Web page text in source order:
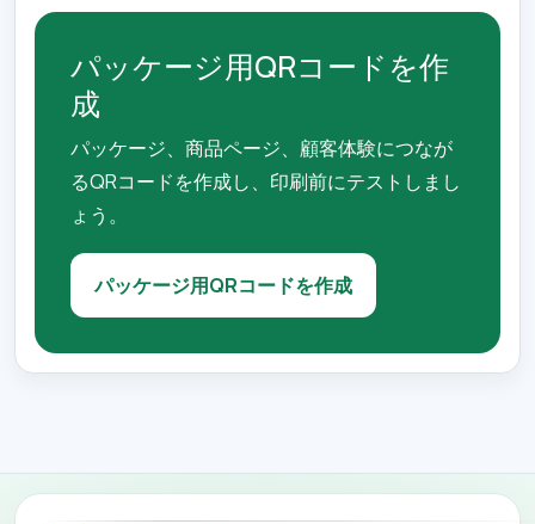
パッケージ用QRコードを作
成
パッケージ、商品ページ、顧客体験につなが
るQRコードを作成し、印刷前にテストしまし
ょう。
パッケージ用QRコードを作成